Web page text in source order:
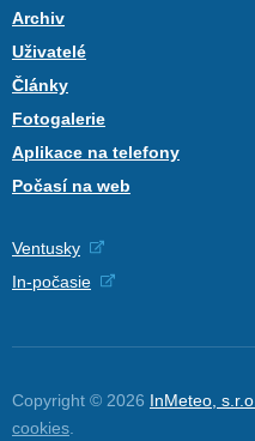
Archiv
Uživatelé
Články
Fotogalerie
Aplikace na telefony
Počasí na web
Ventusky
In-počasie
Copyright © 2026 InMeteo, s.r.o.
cookies